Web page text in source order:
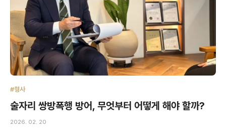
#형사
술자리 쌍방폭행 방어, 무엇부터 어떻게 해야 할까?
2026. 02. 20